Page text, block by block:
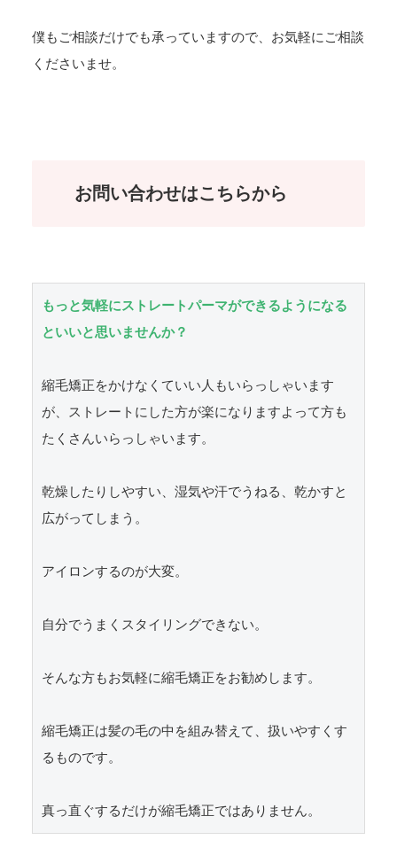
僕もご相談だけでも承っていますので、お気軽にご相談
くださいませ。
お問い合わせはこちらから
もっと気軽にストレートパーマができるようになる
といいと思いませんか？
縮毛矯正をかけなくていい人もいらっしゃいます
が、ストレートにした方が楽になりますよって方も
たくさんいらっしゃいます。
乾燥したりしやすい、湿気や汗でうねる、乾かすと
広がってしまう。
アイロンするのが大変。
自分でうまくスタイリングできない。
そんな方もお気軽に縮毛矯正をお勧めします。
縮毛矯正は髪の毛の中を組み替えて、扱いやすくす
るものです。
真っ直ぐするだけが縮毛矯正ではありません。